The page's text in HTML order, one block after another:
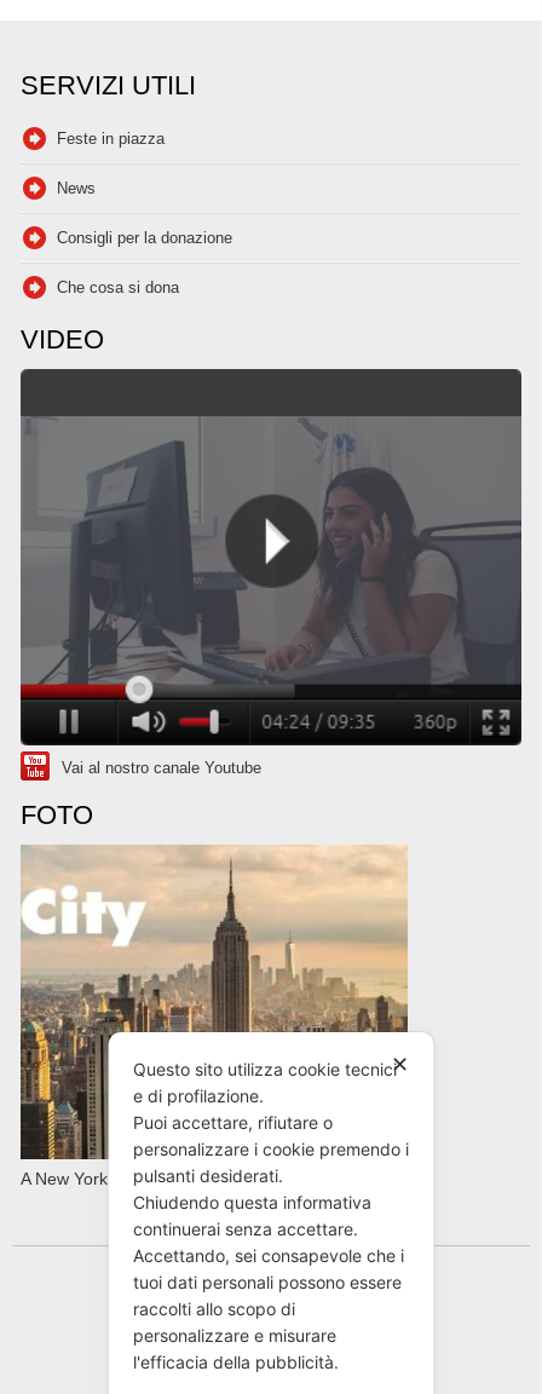
SERVIZI UTILI
Feste in piazza
News
Consigli per la donazione
Che cosa si dona
VIDEO
Vai al nostro canale Youtube
FOTO
A New York con AVIS in primavera
✕
Questo sito utilizza cookie tecnici
e di profilazione.
Puoi accettare, rifiutare o
personalizzare i cookie premendo i
pulsanti desiderati.
Chiudendo questa informativa
continuerai senza accettare.
Accettando, sei consapevole che i
tuoi dati personali possono essere
raccolti allo scopo di
personalizzare e misurare
l'efficacia della pubblicità.